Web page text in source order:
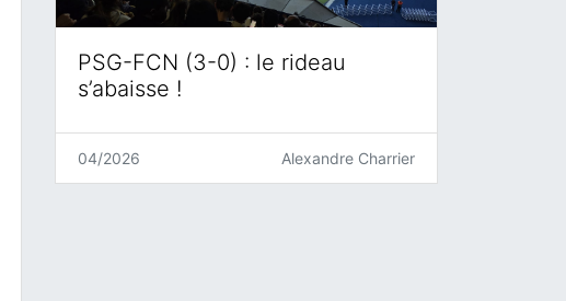
PSG-FCN (3-0) : le rideau
s’abaisse !
04/2026 Alexandre Charrier